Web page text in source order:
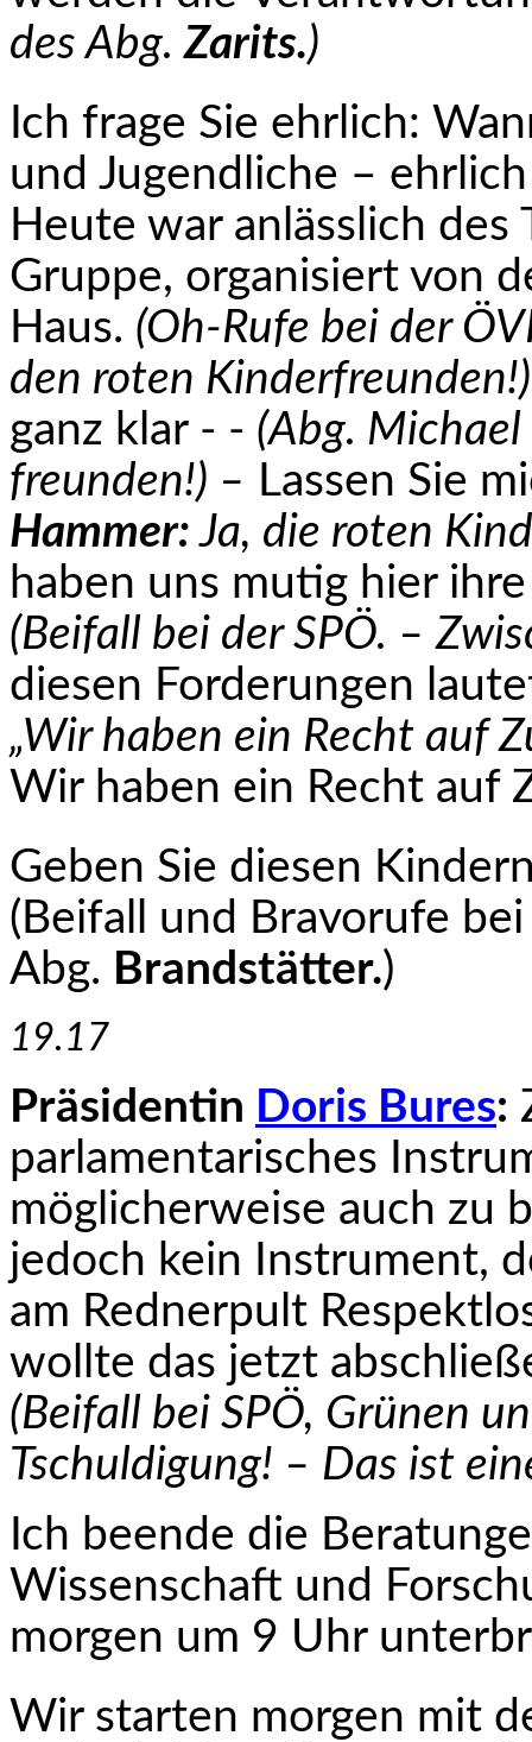
des Abg.Zarits.)
Ich frage Sie ehrlich:
und Jugendliche –
Heute war anlässlich
Gruppe, organisiert von
Haus. (Oh-Rufe bei der
den roten Kinderfreunden!)
ganz klar - - (Abg. Michael
freun­den!) – Lassen Sie
Hammer: Ja, die roten
haben uns mutig hier
(Beifall bei der SPÖ. –
diesen Forderungen
„Wir haben ein Recht auf
Wir haben ein Recht auf
Geben Sie diesen
(Beifall und Bravorufe
Abg. Brandstätter.)
19.17
Präsidentin Doris Bures:
parlamentarisches
möglicherweise auch zu
jedoch kein Instrument,
am Rednerpult
wollte das jetzt
(Beifall bei SPÖ, Grünen
Tschuldigung! – Das ist
Ich beende die
Wissenschaft und
morgen um 9 Uhr
Wir starten morgen mit